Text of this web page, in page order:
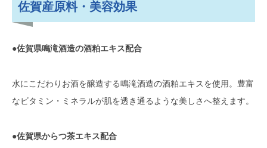
佐賀産原料・美容効果
●佐賀県鳴滝酒造の酒粕エキス配合
水にこだわりお酒を醸造する鳴滝酒造の酒粕エキスを使用。豊富
なビタミン・ミネラルが肌を透き通るような美しさへ整えます。
●佐賀県からつ茶エキス配合